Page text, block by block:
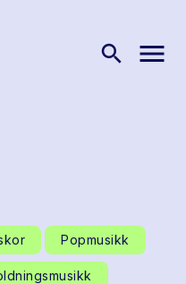
search menu
Popmusikk